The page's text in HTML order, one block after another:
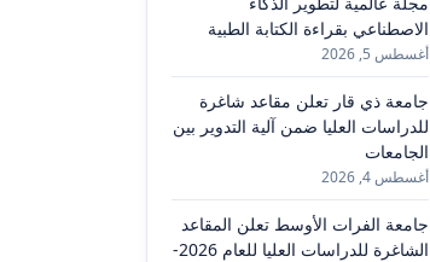
الاصطناعي بقراءة الكتابة الطبية
أغسطس 5, 2026
جامعة ذي قار تعلن مقاعد شاغرة
للدراسات العليا ضمن آلية التدوير بين
الجامعات
أغسطس 4, 2026
جامعة الفرات الأوسط تعلن المقاعد
الشاغرة للدراسات العليا للعام 2026-